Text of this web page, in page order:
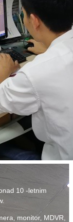
10 -letnim
monitor, MDVR,